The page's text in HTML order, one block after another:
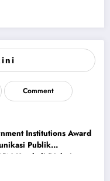
Comment
Institutions Award
Publik
Kembali Diakui